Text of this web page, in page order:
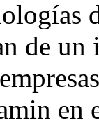
de un
en